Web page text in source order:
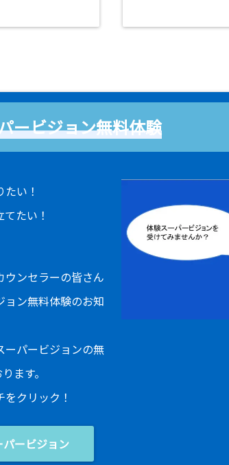
ービジョン無料体験
い！
たい！
ウンセラーの皆さん
ョン無料体験のお知
ーパービジョンの無
ます。
クリック！
ービジョン